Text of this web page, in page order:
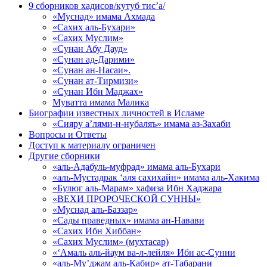
9 сборников хадисов/кутуб тис’а/
«Муснад» имама Ахмада
«Сахих аль-Бухари»
«Сахих Муслим»
«Сунан Абу Дауд»
«Сунан ад-Дарими»
«Сунан ан-Насаи».
«Сунан ат-Тирмизи»
«Сунан Ибн Маджах»
Муватта имама Малика
Биографии известных личностей в Исламе
«Сияру а’лями-н-нубаляъ» имама аз-Захаби
Вопросы и Ответы
Доступ к материалу ограничен
Другие сборники
«аль-Адабуль-муфрад» имама аль-Бухари
«аль-Мустадрак ‘аля сахихайн» имама аль-Хакима
«Булюг аль-Марам» хафиза Ибн Хаджара
«ВЕХИ ПРОРОЧЕСКОЙ СУННЫ»
«Муснад аль-Баззар»
«Сады праведных» имама ан-Навави
«Сахих Ибн Хиббан»
«Сахих Муслим» (мухтасар)
«‘Амаль аль-йаум ва-л-лейля» Ибн ас-Сунни
«аль-Му’джам аль-Кабир» ат-Табарани